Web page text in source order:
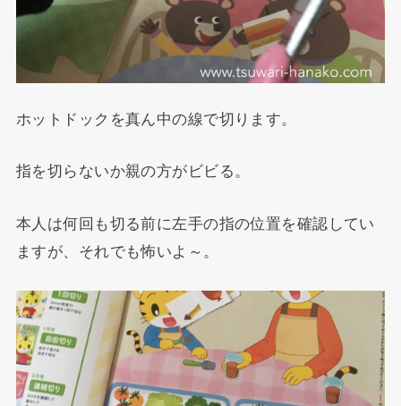
ホットドックを真ん中の線で切ります。
指を切らないか親の方がビビる。
本人は何回も切る前に左手の指の位置を確認してい
ますが、それでも怖いよ～。